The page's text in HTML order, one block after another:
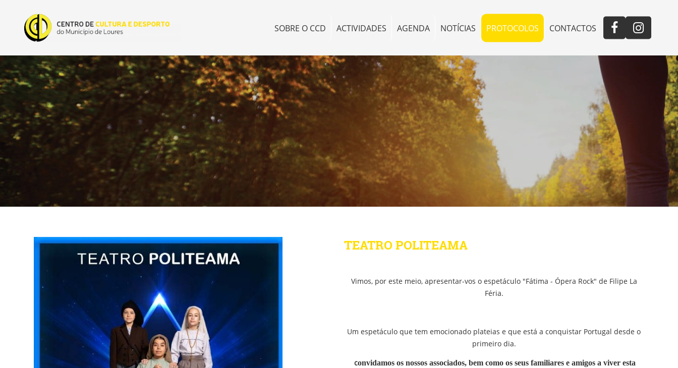
SOBRE O CCD ACTIVIDADES AGENDA NOTÍCIAS PROTOCOLOS CONTACTOS
TEATRO POLITEAMA
Vimos, por este meio, apresentar-vos o espetáculo "Fátima - Ópera Rock" de Filipe La
Féria.
Um espetáculo que tem emocionado plateias e que está a conquistar Portugal desde o
primeiro dia.
convidamos os nossos associados, bem como os seus familiares e amigos a viver esta